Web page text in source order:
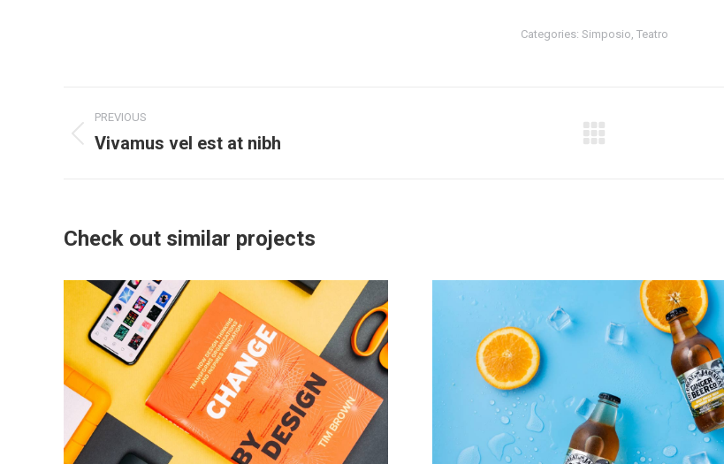
Categories: Simposio, Teatro
Project
navigation
PREVIOUS
Previous
Vivamus vel est at nibh
Check out similar projects